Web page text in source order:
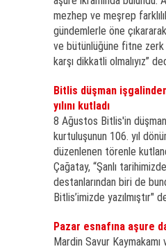
mezhep ve meşrep
gündemlerle öne
ve bütünlüğüne fitne zerk
karşı dikkatli olmalıyız”
Bitlis düşman
yılını kutladı
8 Ağustos Bitlis'in
kurtuluşunun 106. yıl
düzenlenen törenle
Çağatay, “Şanlı
destanlarından biri de
Bitlis’imizde yazılmıştır"
Pazar esnafına aşure
Mardin Savur